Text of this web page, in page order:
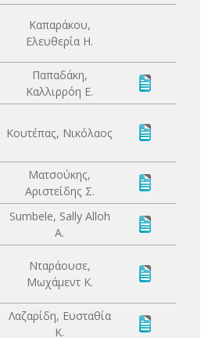
Καπαράκου,
Ελευθερία Η.
Παπαδάκη,
Καλλιρρόη Ε.
Κουτέπας, Νικόλαος
Ματσούκης,
Αριστείδης Σ.
Sumbele, Sally Alloh
A.
Νταράουσε,
Μωχάμεντ Κ.
Λαζαρίδη, Ευσταθία
Κ.